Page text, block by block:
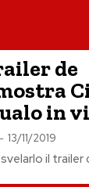
de
in
- 13/11/2019
il trailer